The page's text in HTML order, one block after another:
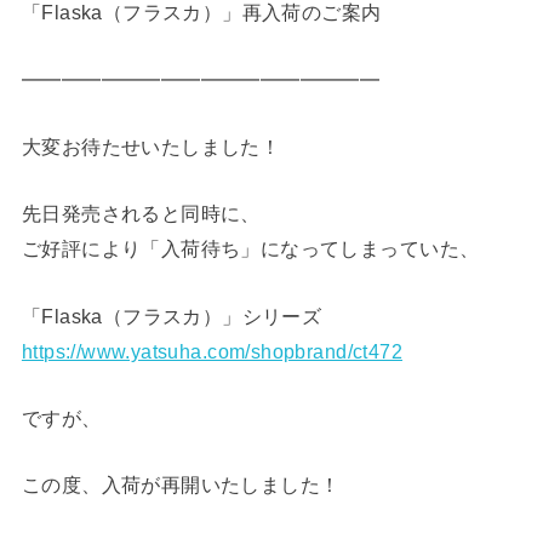
「Flaska（フラスカ）」再入荷のご案内
━━━━━━━━━━━━━━━━━━
大変お待たせいたしました！
先日発売されると同時に、
ご好評により「入荷待ち」になってしまっていた、
「Flaska（フラスカ）」シリーズ
https://www.yatsuha.com/shopbrand/ct472
ですが、
この度、入荷が再開いたしました！